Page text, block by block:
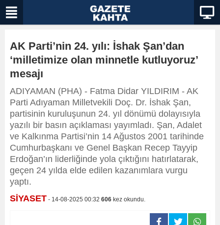
AK Parti’nin 24. yılı: İshak Şan’dan
‘milletimize olan minnetle kutluyoruz’
mesajı
ADIYAMAN (PHA) - Fatma Didar YILDIRIM - AK
Parti Adıyaman Milletvekili Doç. Dr. İshak Şan,
partisinin kuruluşunun 24. yıl dönümü dolayısıyla
yazılı bir basın açıklaması yayımladı. Şan, Adalet
ve Kalkınma Partisi’nin 14 Ağustos 2001 tarihinde
Cumhurbaşkanı ve Genel Başkan Recep Tayyip
Erdoğan’ın liderliğinde yola çıktığını hatırlatarak,
geçen 24 yılda elde edilen kazanımlara vurgu
yaptı.
SİYASET - 14-08-2025 00:32 606 kez okundu.